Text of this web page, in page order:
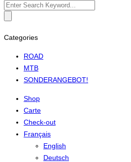
Search
Categories
ROAD
MTB
SONDERANGEBOT!
Shop
Carte
Check-out
Français
English
Deutsch